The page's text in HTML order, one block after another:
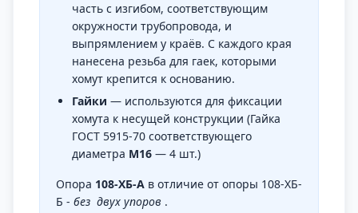
часть с изгибом, соответствующим
окружности трубопровода, и
выпрямлением у краёв. С каждого края
нанесена резьба для гаек, которыми
хомут крепится к основанию.
Гайки — используются для фиксации
хомута к несущей конструкции (Гайка
ГОСТ 5915-70 соответствующего
диаметра М16 — 4 шт.)
Опора 108-ХБ-А в отличие от опоры 108-ХБ-
Б - без двух упоров .